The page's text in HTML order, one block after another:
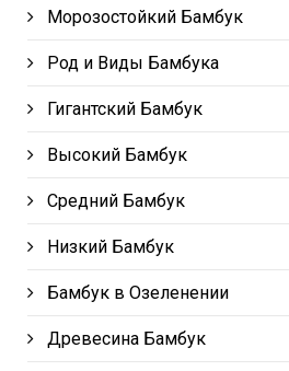
Морозостойкий Бамбук
Род и Виды Бамбука
Гигантский Бамбук
Высокий Бамбук
Средний Бамбук
Низкий Бамбук
Бамбук в Озеленении
Древесина Бамбук